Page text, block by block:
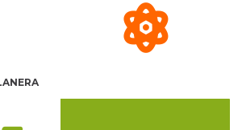
Gatunków & Moto